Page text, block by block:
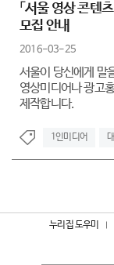
「서울 영상 콘텐
모집 안내
2016-03-25
서울이 당신에게 말
영상미디어나 광고
제작합니다.
1인미디어
누리집 도우미